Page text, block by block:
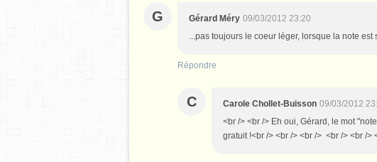
G Gérard Méry 09/03/2012 23:20
...pas toujours le coeur léger, lorsque la note
Répondre
C Carole Chollet-Buisson 09/03/2012
<br /> <br /> Eh oui, Gérard, le mot
gratuit !<br /> <br /> <br /> <br /> <br />